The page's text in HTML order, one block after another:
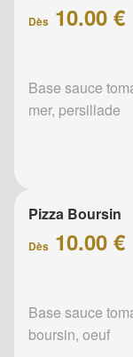
Dès 10.00 €
Base sauce
mer, persillade
Pizza Boursin
Dès 10.00 €
Base sauce
boursin, oeuf